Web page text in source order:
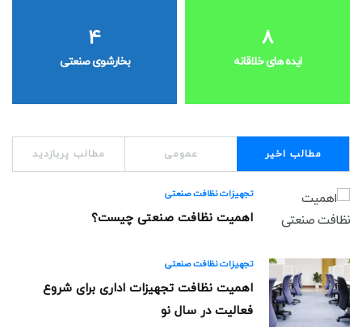
8
ایده های خلاقانه
4
بخارشوی صنعتی
مطالب اخیر عمومی مطالب پربازدید
تجهیزات نظافت صنعتی
اهمیت نظافت صنعتی چیست؟
تجهیزات نظافت صنعتی
اهمیت نظافت تجهیزات اداری برای شروع
فعالیت در سال نو